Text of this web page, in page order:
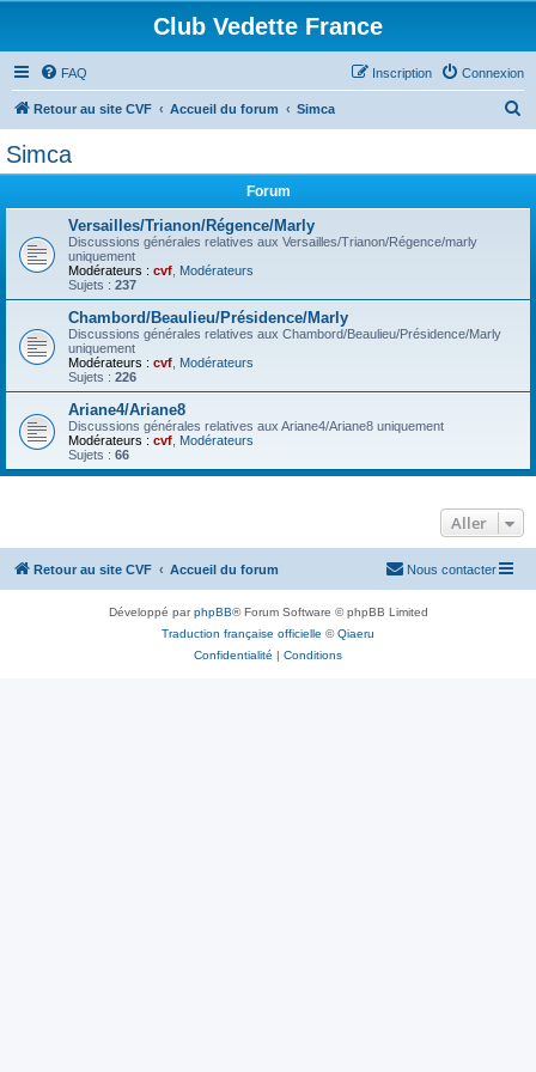
Club Vedette France
FAQ Connexion
Inscription
Retour au site CVF Accueil du forum Simca
Simca
Forum
Versailles/Trianon/Régence/Marly
Discussions générales relatives aux Versailles/Trianon/Régence/marly
uniquement
Modérateurs : cvf Modérateurs
Sujets : 237
Chambord/Beaulieu/Présidence/Marly
Discussions générales relatives aux Chambord/Beaulieu/Présidence/Marly
uniquement
Modérateurs : cvf Modérateurs
Sujets : 226
Ariane4/Ariane8
Discussions générales relatives aux Ariane4/Ariane8 uniquement
Modérateurs : cvf Modérateurs
Sujets : 66
Aller
Retour au site CVF Accueil du forum Nous contacter
Développé parphpBB® Forum Software © phpBB Limited
Traduction française officielle ©Qiaeru
Confidentialité | Conditions